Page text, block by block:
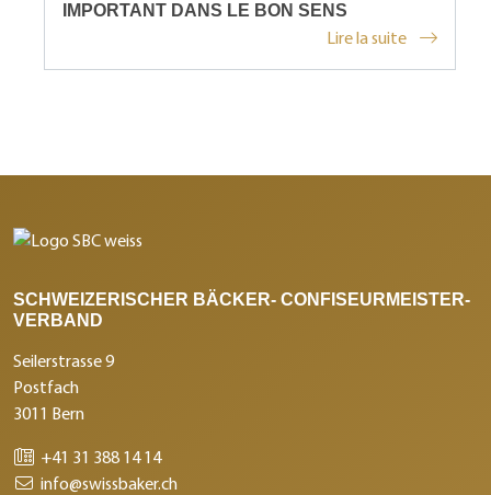
IMPORTANT DANS LE BON SENS
Lire la suite
SCHWEIZERISCHER BÄCKER- CONFISEURMEISTER-
VERBAND
Seilerstrasse 9
Postfach
3011 Bern
+41 31 388 14 14
info@swissbaker.ch